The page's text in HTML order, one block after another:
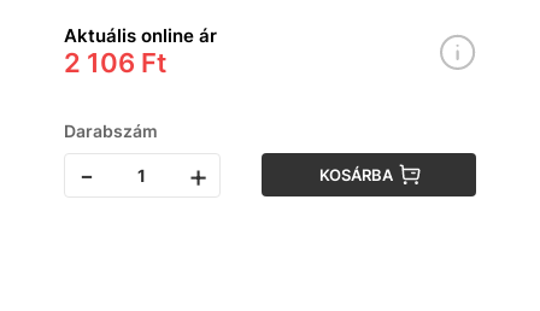
Aktuális online ár
2 106 Ft
Darabszám
- + KOSÁRBA